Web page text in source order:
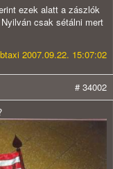
ezek alatt a zászlók
csak sétálni mert
2007.09.22. 15:07:02
# 34002